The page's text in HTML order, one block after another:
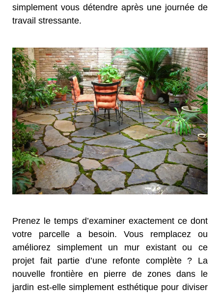
simplement vous détendre après une journée de
travail stressante.
Prenez le temps d’examiner exactement ce dont
votre parcelle a besoin. Vous remplacez ou
améliorez simplement un mur existant ou ce
projet fait partie d’une refonte complète ? La
nouvelle frontière en pierre de zones dans le
jardin est-elle simplement esthétique pour diviser